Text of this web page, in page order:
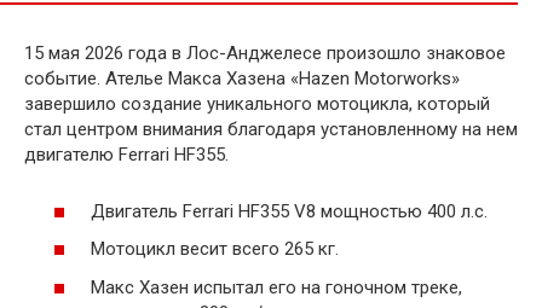
15 мая 2026 года в Лос-Анджелесе произошло знаковое
событие. Ателье Макса Хазена «Hazen Motorworks»
завершило создание уникального мотоцикла, который
стал центром внимания благодаря установленному на нем
двигателю Ferrari HF355.
Двигатель Ferrari HF355 V8 мощностью 400 л.с.
Мотоцикл весит всего 265 кг.
Макс Хазен испытал его на гоночном треке,